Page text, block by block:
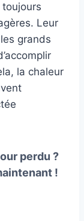
Leur
grands
la chaleur
perdu ?
!